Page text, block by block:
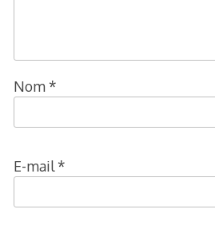
Nom *
E-mail*